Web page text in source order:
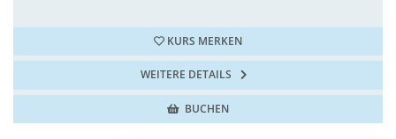
KURS MERKEN
WEITERE DETAILS
BUCHEN